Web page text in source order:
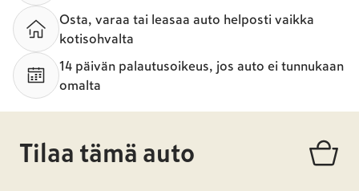
Osta, varaa tai leasaa auto helposti vaikka
kotisohvalta
14 päivän palautusoikeus, jos auto ei tunnukaan
omalta
Tilaa tämä auto